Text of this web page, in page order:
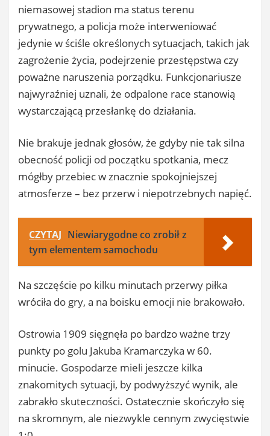
niemasowej stadion ma status terenu
prywatnego, a policja może interweniować
jedynie w ściśle określonych sytuacjach, takich jak
zagrożenie życia, podejrzenie przestępstwa czy
poważne naruszenia porządku. Funkcjonariusze
najwyraźniej uznali, że odpalone race stanowią
wystarczającą przesłankę do działania.
Nie brakuje jednak głosów, że gdyby nie tak silna
obecność policji od początku spotkania, mecz
mógłby przebiec w znacznie spokojniejszej
atmosferze – bez przerw i niepotrzebnych napięć.
CZYTAJ Niewiarygodne co zrobił z
tym elementem samochodu
Na szczęście po kilku minutach przerwy piłka
wróciła do gry, a na boisku emocji nie brakowało.
Ostrowia 1909 sięgnęła po bardzo ważne trzy
punkty po golu Jakuba Kramarczyka w 60.
minucie. Gospodarze mieli jeszcze kilka
znakomitych sytuacji, by podwyższyć wynik, ale
zabrakło skuteczności. Ostatecznie skończyło się
na skromnym, ale niezwykle cennym zwycięstwie